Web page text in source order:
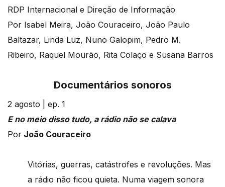
RDP Internacional e Direção de Informação
Por Isabel Meira, João Couraceiro, João Paulo
Baltazar, Linda Luz, Nuno Galopim, Pedro M.
Ribeiro, Raquel Mourão, Rita Colaço e Susana Barros
Documentários sonoros
2 agosto | ep. 1
E no meio disso tudo, a rádio não se calava
Por João Couraceiro
Vitórias, guerras, catástrofes e revoluções. Mas
a rádio não ficou quieta. Numa viagem sonora